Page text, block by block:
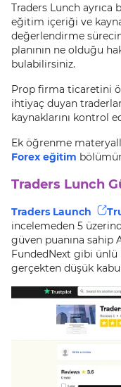
Traders Lunch ayrıca
eğitim içeriği ve
değerlendirme
planının ne olduğu
bulabilirsiniz.
Prop firma ticaretini
ihtiyaç duyan
kaynaklarını kontrol
Ek öğrenme
Forex eğitim
Traders Lunch
Traders Launch
incelemeden 5
güven puanına sahip
FundedNext gibi ünlü
gerçekten düşük